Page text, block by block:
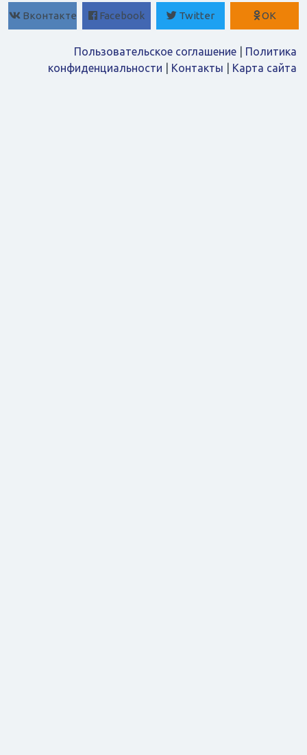
Вконтакте Facebook Twitter ОК
Пользовательское соглашение
Политика
конфиденциальности
Контакты Карта сайта